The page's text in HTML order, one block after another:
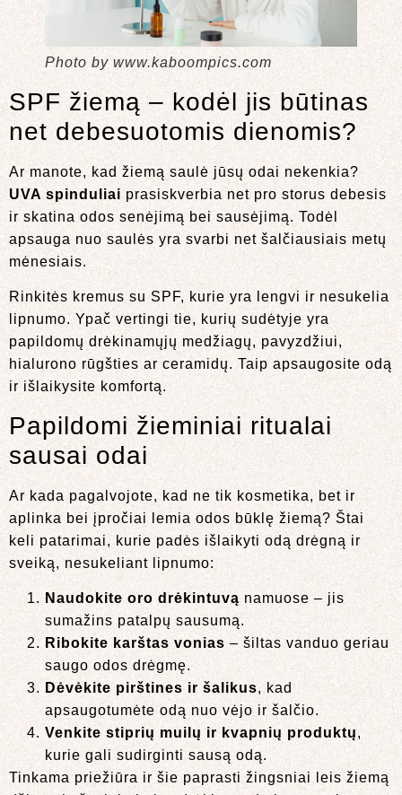
Photo by www.kaboompics.com
SPF žiemą – kodėl jis būtinas
net debesuotomis dienomis?
Ar manote, kad žiemą saulė jūsų odai nekenkia?
UVA spinduliai prasiskverbia net pro storus debesis
ir skatina odos senėjimą bei sausėjimą. Todėl
apsauga nuo saulės yra svarbi net šalčiausiais metų
mėnesiais.
Rinkitės kremus su SPF, kurie yra lengvi ir nesukelia
lipnumo. Ypač vertingi tie, kurių sudėtyje yra
papildomų drėkinamųjų medžiagų, pavyzdžiui,
hialurono rūgšties ar ceramidų. Taip apsaugosite odą
ir išlaikysite komfortą.
Papildomi žieminiai ritualai
sausai odai
Ar kada pagalvojote, kad ne tik kosmetika, bet ir
aplinka bei įpročiai lemia odos būklę žiemą? Štai
keli patarimai, kurie padės išlaikyti odą drėgną ir
sveiką, nesukeliant lipnumo:
Naudokite oro drėkintuvą namuose – jis
sumažins patalpų sausumą.
Ribokite karštas vonias – šiltas vanduo geriau
saugo odos drėgmę.
Dėvėkite pirštines ir šalikus, kad
apsaugotumėte odą nuo vėjo ir šalčio.
Venkite stiprių muilų ir kvapnių produktų,
kurie gali sudirginti sausą odą.
Tinkama priežiūra ir šie paprasti žingsniai leis žiemą